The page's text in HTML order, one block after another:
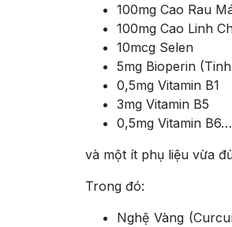
100mg Cao Rau
100mg Cao Linh
10mcg Selen
5mg Bioperin
0,5mg Vitamin B1
3mg Vitamin B5
0,5mg Vitamin B6…
và một ít phụ liệu vừa
Trong đó:
Nghệ Vàng